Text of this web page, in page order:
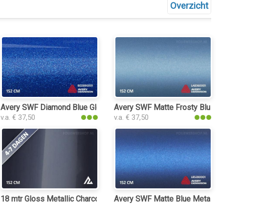
Overzicht
Avery SWF Diamond Blue Gloss folie
v.a. € 37,50
Avery SWF Matte Frosty Blue Metallic folie
v.a. € 37,50
18 mtr Gloss Metallic Charcoal Grey Blue 3178 folie
Avery SWF Matte Blue Metallic folie